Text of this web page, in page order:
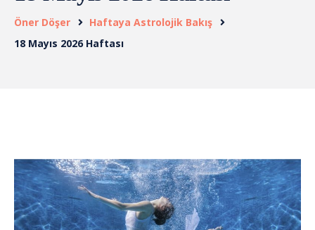
Öner Döşer
Haftaya Astrolojik Bakış
18 Mayıs 2026 Haftası